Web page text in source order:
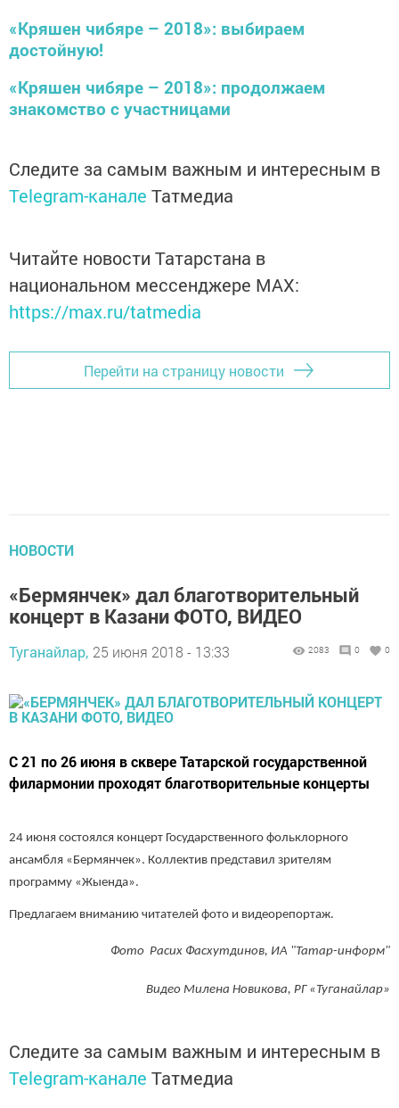
«Кряшен чибяре – 2018»: выбираем
достойную!
«Кряшен чибяре – 2018»: продолжаем
знакомство с участницами
Следите за самым важным и интересным в
Telegram-канале Татмедиа
Читайте новости Татарстана в
национальном мессенджере MАХ:
https://max.ru/tatmedia
Перейти на страницу новости
НОВОСТИ
«Бермянчек» дал благотворительный
концерт в Казани ФОТО, ВИДЕО
Туганайлар, 25 июня 2018 - 13:33 2083 0 0
​​​​​​​С 21 по 26 июня в сквере Татарской государственной
филармонии проходят благотворительные концерты
24 июня состоялся концерт Государственного фольклорного
ансамбля «Бермянчек». Коллектив представил зрителям
программу «Жыенда».
Предлагаем вниманию читателей фото и видеорепортаж.
Фото Расих Фасхутдинов, ИА "Татар-информ"
Видео Милена Новикова, РГ «Туганайлар»
Следите за самым важным и интересным в
Telegram-канале Татмедиа